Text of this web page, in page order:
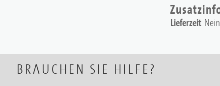
Lieferzeit Nein
BRAUCHEN SIE HILFE?